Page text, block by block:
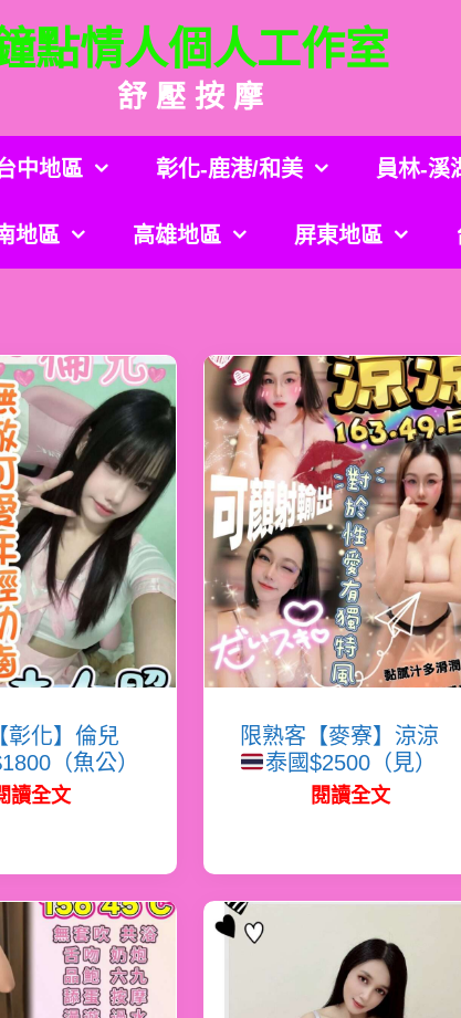
點情人個人工作室
舒 壓 按 摩
中地區 彰化-鹿港/和美 員林-溪
地區 高雄地區 屏東地區
彰化】倫兒
（魚公）
讀全文
限熟客【麥寮】涼涼
泰國$2500（見）
閱讀全文